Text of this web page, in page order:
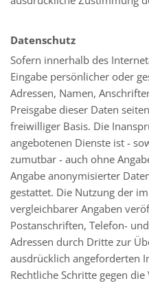
Datenschutz
Sofern innerhalb des
Eingabe persönlicher oder
Adressen, Namen,
Preisgabe dieser Daten
freiwilliger Basis. Die
angebotenen Dienste ist -
zumutbar - auch ohne
Angabe anonymisierter
gestattet. Die Nutzung der
vergleichbarer Angaben
Postanschriften, Telefon-
Adressen durch Dritte zur
ausdrücklich angeforderten
Rechtliche Schritte gegen